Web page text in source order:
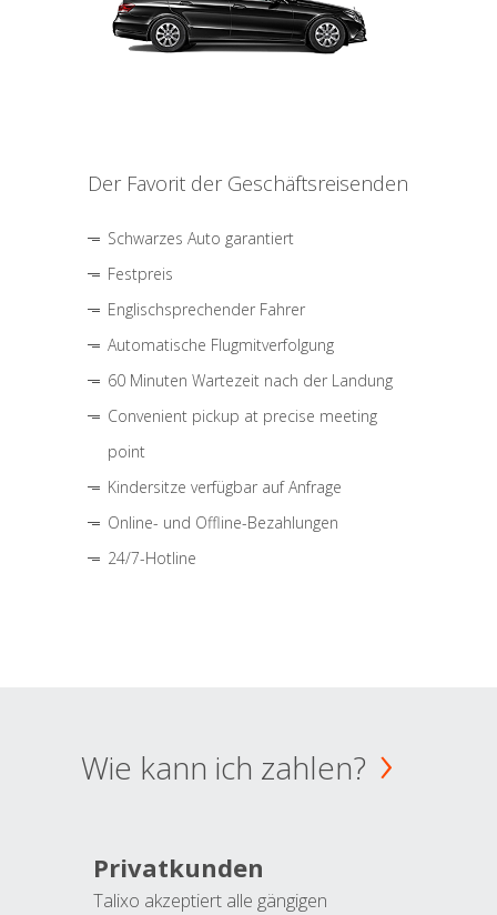
Der Favorit der Geschäftsreisenden
Schwarzes Auto garantiert
Festpreis
Englischsprechender Fahrer
Automatische Flugmitverfolgung
60 Minuten Wartezeit nach der Landung
Convenient pickup at precise meeting
point
Kindersitze verfügbar auf Anfrage
Online- und Offline-Bezahlungen
24/7-Hotline
Wie kann ich zahlen?
Privatkunden
Talixo akzeptiert alle gängigen